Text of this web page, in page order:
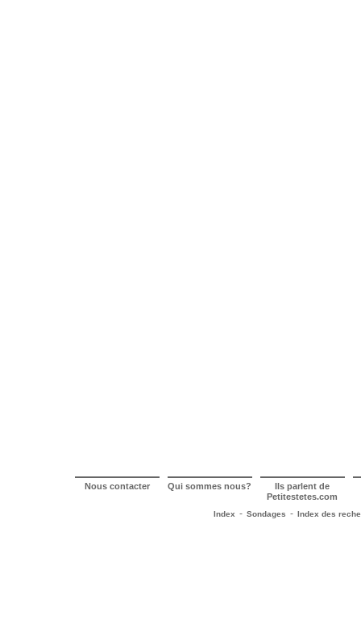
Nous contacter Qui sommes nous? Ils parlent de
Petitestetes.com
Index - Sondages - Index des